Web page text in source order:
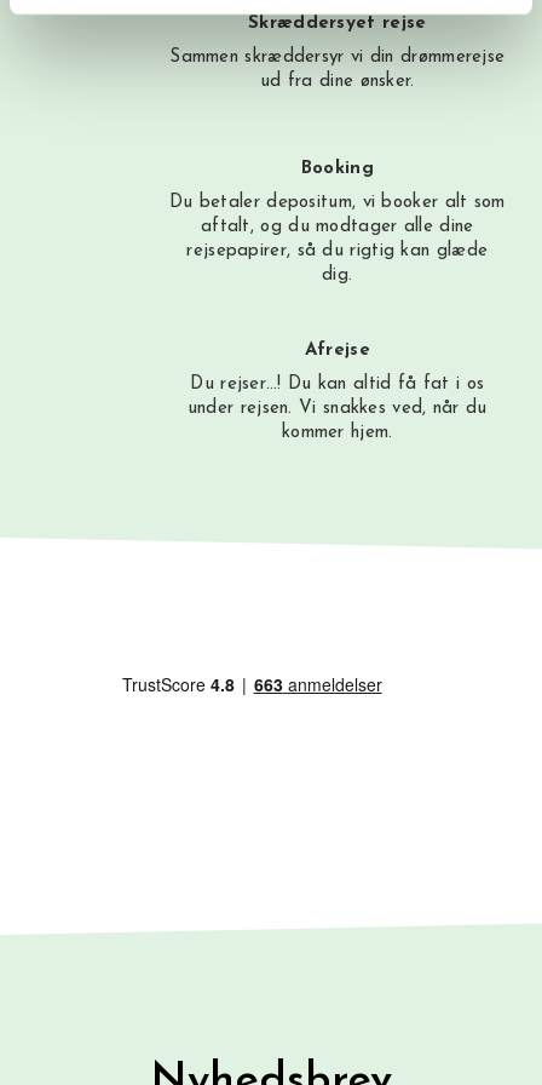
Skræddersyet rejse
Sammen skræddersyr vi din drømmerejse
ud fra dine ønsker.
Booking
Du betaler depositum, vi booker alt som
aftalt, og du modtager alle dine
rejsepapirer, så du rigtig kan glæde
dig.
Afrejse
Du rejser…! Du kan altid få fat i os
under rejsen. Vi snakkes ved, når du
kommer hjem.